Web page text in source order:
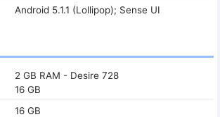
Android 5.1.1 (Lollipop); Sense UI
2 GB RAM - Desire 728
16 GB
16 GB